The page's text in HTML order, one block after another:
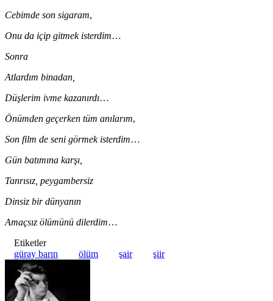
Cebimde son sigaram,
Onu da içip gitmek isterdim…
Sonra
Atlardım binadan,
Düşlerim ivme kazanırdı…
Önümden geçerken tüm anılarım,
Son film de seni görmek isterdim…
Gün batımına karşı,
Tanrısız, peygambersiz
Dinsiz bir dünyanın
Amaçsız ölümünü dilerdim…
Etiketler
güray barın
ölüm şair şiir